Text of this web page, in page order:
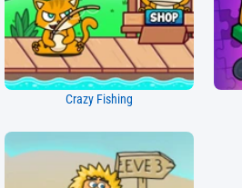
Crazy Fishing